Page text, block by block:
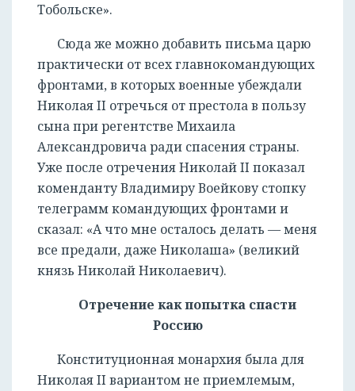
Тобольске».
Сюда же можно добавить письма царю
практически от всех главнокомандующих
фронтами, в которых военные убеждали
Николая II отречься от престола в пользу
сына при регентстве Михаила
Александровича ради спасения страны.
Уже после отречения Николай II показал
коменданту Владимиру Воейкову стопку
телеграмм командующих фронтами и
сказал: «А что мне осталось делать — меня
все предали, даже Николаша» (великий
князь Николай Николаевич).
Отречение как попытка спасти
Россию
Конституционная монархия была для
Николая II вариантом не приемлемым,